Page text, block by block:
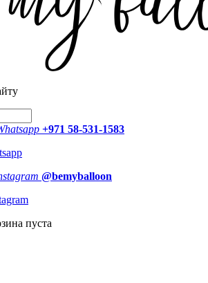
+971 58-531-1583
@bemyballoon
пуста